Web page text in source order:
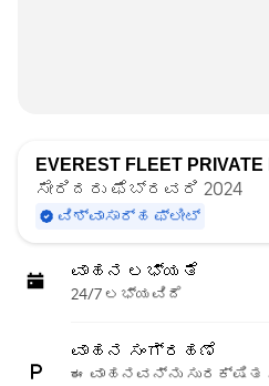
EVEREST FLEET PRIVATE
ಸೇರಿದರು ಫೆಬ್ರವರಿ 2024
ವಿಶ್ವಾಸಾರ್ಹ ಫ್ಲೀಟ್
ವಾಹನ ಲಭ್ಯತೆ
24/7 ಲಭ್ಯವಿದೆ
ವಾಹನ ಸಂಗ್ರಹಣೆ
ಈ ವಾಹನವನ್ನು